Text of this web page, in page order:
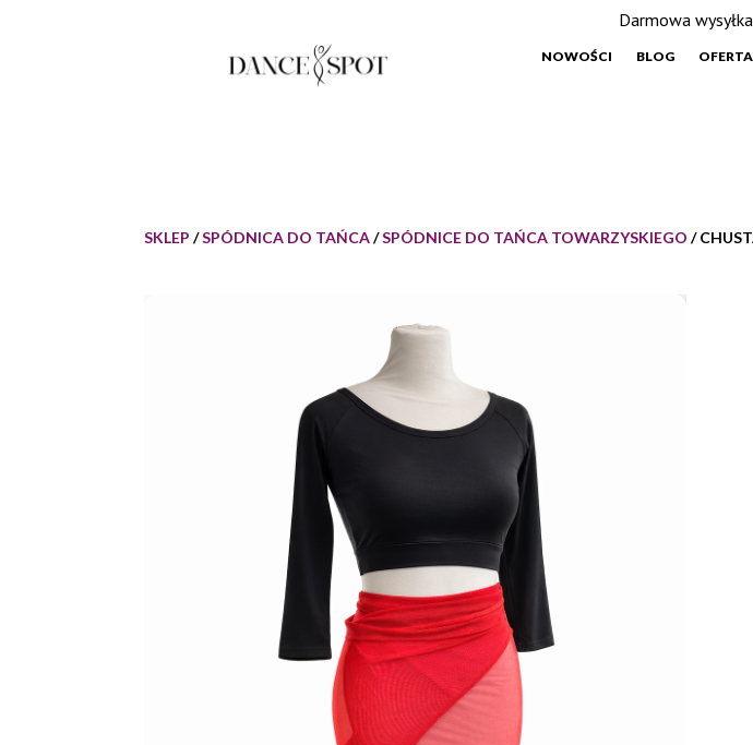
NOWOŚCI BLOG OFERTA
SKLEP /SPÓDNICA DO TAŃCA/SPÓDNICE DO TAŃCA TOWARZYSKIEGO /
Darmowa